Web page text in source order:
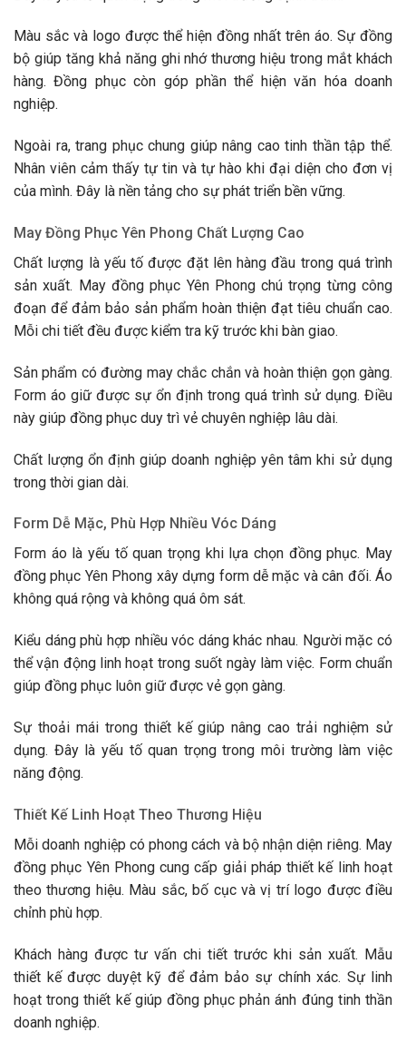
Màu sắc và logo được thể hiện đồng nhất trên áo. Sự đồng
bộ giúp tăng khả năng ghi nhớ thương hiệu trong mắt khách
hàng. Đồng phục còn góp phần thể hiện văn hóa doanh
nghiệp.
Ngoài ra, trang phục chung giúp nâng cao tinh thần tập thể.
Nhân viên cảm thấy tự tin và tự hào khi đại diện cho đơn vị
của mình. Đây là nền tảng cho sự phát triển bền vững.
May Đồng Phục Yên Phong Chất Lượng Cao
Chất lượng là yếu tố được đặt lên hàng đầu trong quá trình
sản xuất. May đồng phục Yên Phong chú trọng từng công
đoạn để đảm bảo sản phẩm hoàn thiện đạt tiêu chuẩn cao.
Mỗi chi tiết đều được kiểm tra kỹ trước khi bàn giao.
Sản phẩm có đường may chắc chắn và hoàn thiện gọn gàng.
Form áo giữ được sự ổn định trong quá trình sử dụng. Điều
này giúp đồng phục duy trì vẻ chuyên nghiệp lâu dài.
Chất lượng ổn định giúp doanh nghiệp yên tâm khi sử dụng
trong thời gian dài.
Form Dễ Mặc, Phù Hợp Nhiều Vóc Dáng
Form áo là yếu tố quan trọng khi lựa chọn đồng phục. May
đồng phục Yên Phong xây dựng form dễ mặc và cân đối. Áo
không quá rộng và không quá ôm sát.
Kiểu dáng phù hợp nhiều vóc dáng khác nhau. Người mặc có
thể vận động linh hoạt trong suốt ngày làm việc. Form chuẩn
giúp đồng phục luôn giữ được vẻ gọn gàng.
Sự thoải mái trong thiết kế giúp nâng cao trải nghiệm sử
dụng. Đây là yếu tố quan trọng trong môi trường làm việc
năng động.
Thiết Kế Linh Hoạt Theo Thương Hiệu
Mỗi doanh nghiệp có phong cách và bộ nhận diện riêng. May
đồng phục Yên Phong cung cấp giải pháp thiết kế linh hoạt
theo thương hiệu. Màu sắc, bố cục và vị trí logo được điều
chỉnh phù hợp.
Khách hàng được tư vấn chi tiết trước khi sản xuất. Mẫu
thiết kế được duyệt kỹ để đảm bảo sự chính xác. Sự linh
hoạt trong thiết kế giúp đồng phục phản ánh đúng tinh thần
doanh nghiệp.